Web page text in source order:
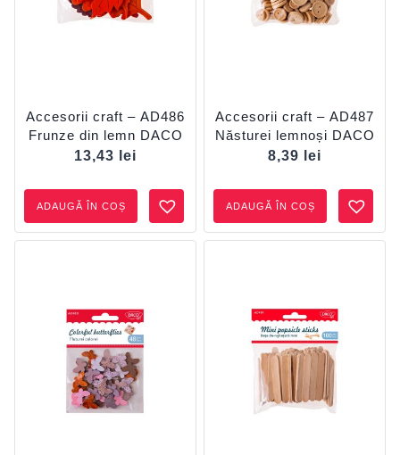
Accesorii craft – AD486
Frunze din lemn DACO
13,43
lei
ADAUGĂ ÎN COȘ
Accesorii craft – AD487
Năsturei lemnoși DACO
8,39
lei
ADAUGĂ ÎN COȘ